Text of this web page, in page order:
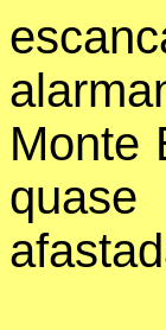
Monte